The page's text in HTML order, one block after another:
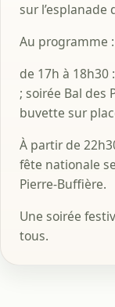
sur l’esplanade
Au programme :
de 17h à
; soirée Bal des
buvette sur
À partir de
fête nationale
Pierre-Buffière.
Une soirée
tous.